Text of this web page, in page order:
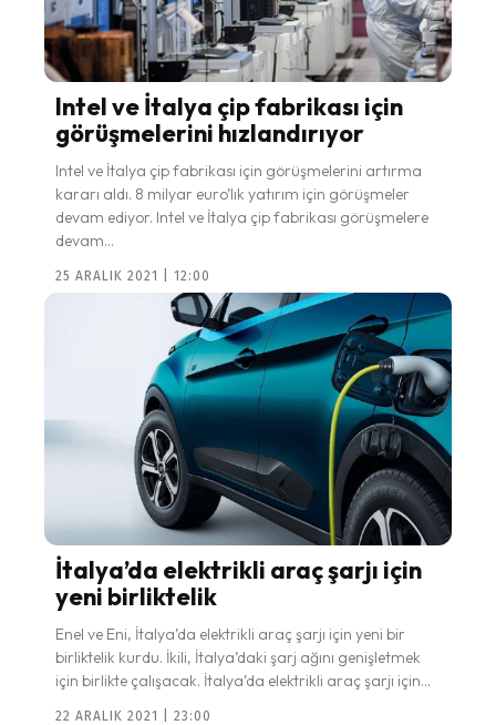
Intel ve İtalya çip fabrikası için
görüşmelerini hızlandırıyor
Intel ve İtalya çip fabrikası için görüşmelerini artırma
kararı aldı. 8 milyar euro’lık yatırım için görüşmeler
devam ediyor. Intel ve İtalya çip fabrikası görüşmelere
devam...
25 ARALIK 2021 | 12:00
İtalya’da elektrikli araç şarjı için
yeni birliktelik
Enel ve Eni, İtalya’da elektrikli araç şarjı için yeni bir
birliktelik kurdu. İkili, İtalya’daki şarj ağını genişletmek
için birlikte çalışacak. İtalya’da elektrikli araç şarjı için...
22 ARALIK 2021 | 23:00